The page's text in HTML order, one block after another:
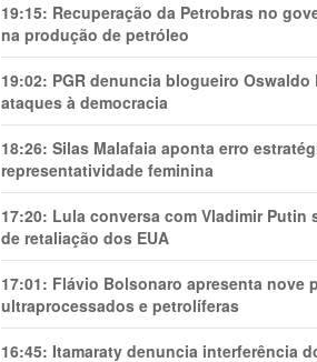
19:15: Recuperação da Petrobras no
na produção de petróleo
19:02: PGR denuncia blogueiro
ataques à democracia
18:26: Silas Malafaia aponta erro
representatividade feminina
17:20: Lula conversa com Vladimir
de retaliação dos EUA
17:01: Flávio Bolsonaro apresenta nove
ultraprocessados e petrolíferas
16:45: Itamaraty denuncia interferência